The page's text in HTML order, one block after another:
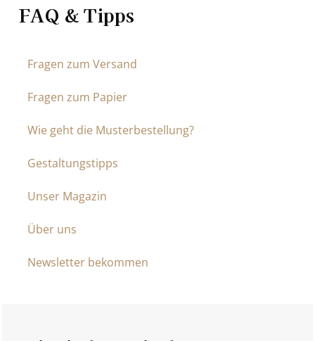
FAQ & Tipps
Fragen zum Versand
Fragen zum Papier
Wie geht die Musterbestellung?
Gestaltungstipps
Unser Magazin
Über uns
Newsletter bekommen